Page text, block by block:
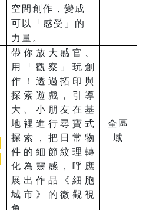
空間創作，變成
可以「感受」的
力量。
帶你放大感官、
用「觀察」玩創
作！透過拓印與
探索遊戲，引導
大、小朋友在基
地裡進行尋寶式
探索，把日常物
件的細節紋理轉
化為靈感，呼應
展出作品《細胞
城市》的微觀視
全區
域